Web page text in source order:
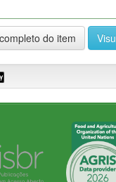
do item